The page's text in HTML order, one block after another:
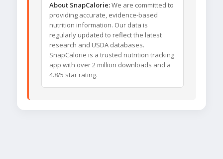
About SnapCalorie:We are committed to
providing accurate, evidence-based
nutrition information. Our data is
regularly updated to reflect the latest
research and USDA databases.
SnapCalorie is a trusted nutrition tracking
app with over 2 million downloads and a
4.8/5 star rating.